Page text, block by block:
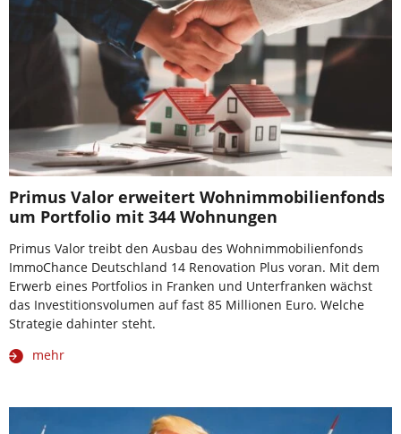
Primus Valor erweitert Wohnimmobilienfonds
um Portfolio mit 344 Wohnungen
Primus Valor treibt den Ausbau des Wohnimmobilienfonds
ImmoChance Deutschland 14 Renovation Plus voran. Mit dem
Erwerb eines Portfolios in Franken und Unterfranken wächst
das Investitionsvolumen auf fast 85 Millionen Euro. Welche
Strategie dahinter steht.
mehr